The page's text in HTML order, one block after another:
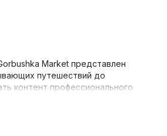
Market представлен
путешествий до
контент профессионального